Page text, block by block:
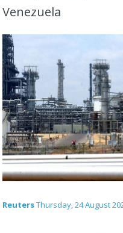
Venezuela
ReutersThursday, 24 August